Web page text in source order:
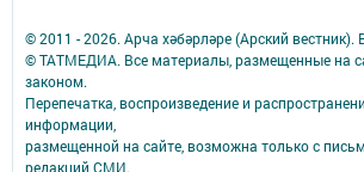
© 2011 - 2026. Арча хәбәрләре (Арский
© ТАТМЕДИА. Все материалы, размещенные на
законом.
Перепечатка, воспроизведение и
информации,
размещенной на сайте, возможна только с
редакций СМИ.